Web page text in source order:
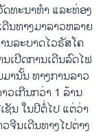
ທະ​ນາ​ທຳ ແລະ​ທ່ອງ​
ນ​ທາງ​ມາ​ລາວ​ຫລາຍ​
ນ​ລະ​ບາດ​ໄວ​ຣັ​ສ​ໂຄ
ເປີດ​ການ​ເດີນ​ລົດ​ໄຟ​
າ​ນັ້ນ ທາງ​ການ​ລາວ
ວ​ເກີນກວ່າ 1 ລ້ານ​
ຊັນ ໃນ​ປີ​ຕໍ່​ໄປ ແຕ່​ວ່າ​
ຈີນ​ເດີນ​ທາງ​ໄປ​ຕ່າງ​